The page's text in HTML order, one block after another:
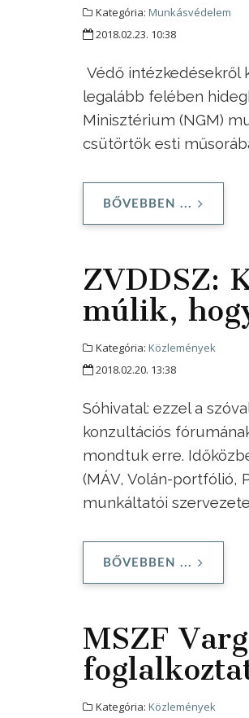
Kategória: Munkásvédelem
2018.02.23. 10:38
Védő intézkedésekről
legalább felében
Minisztérium (NGM)
csütörtök esti
BŐVEBBEN ...
ZVDDSZ:
múlik,
Kategória: Közlemények
2018.02.20. 13:38
Sóhivatal: ezzel a
konzultációs
mondtuk erre.
(MÁV, Volán-portfólió,
munkáltatói
BŐVEBBEN ...
MSZF
Kategória: Közlemények